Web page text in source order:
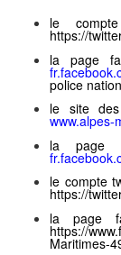
le
https://
la page
police
le site
www.alpes-
la page
le compte
https://
la page
https://
Maritimes-